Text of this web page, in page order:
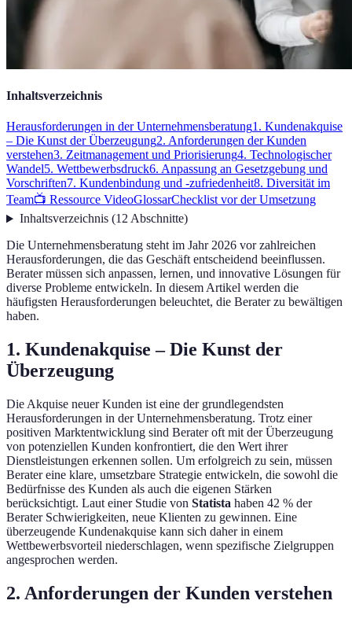
Inhaltsverzeichnis
Herausforderungen in der Unternehmensberatung1. Kundenakquise
– Die Kunst der Überzeugung2. Anforderungen der Kunden
verstehen3. Zeitmanagement und Priorisierung4. Technologischer
Wandel5. Wettbewerbsdruck6. Anpassung an Gesetzgebung und
Vorschriften7. Kundenbindung und -zufriedenheit8. Diversität im
Team📺 Ressource VideoGlossarChecklist vor der Umsetzung
Inhaltsverzeichnis(12Abschnitte)
Die Unternehmensberatung steht im Jahr 2026 vor zahlreichen
Herausforderungen, die das Geschäft entscheidend beeinflussen.
Berater müssen sich anpassen, lernen, und innovative Lösungen für
diverse Probleme entwickeln. In diesem Artikel werden die
häufigsten Herausforderungen beleuchtet, die Berater zu bewältigen
haben.
1. Kundenakquise – Die Kunst der
Überzeugung
Die Akquise neuer Kunden ist eine der grundlegendsten
Herausforderungen in der Unternehmensberatung. Trotz einer
positiven Marktentwicklung sind Berater oft mit der Überzeugung
von potenziellen Kunden konfrontiert, die den Wert ihrer
Dienstleistungen erkennen sollen. Um erfolgreich zu sein, müssen
Berater eine klare, umsetzbare Strategie entwickeln, die sowohl die
Bedürfnisse des Kunden als auch die eigenen Stärken
berücksichtigt. Laut einer Studie von Statista haben 42 % der
Berater Schwierigkeiten, neue Klienten zu gewinnen. Eine
überzeugende Kundenakquise kann sich daher in einem
Wettbewerbsvorteil niederschlagen, wenn spezifische Zielgruppen
angesprochen werden.
2. Anforderungen der Kunden verstehen